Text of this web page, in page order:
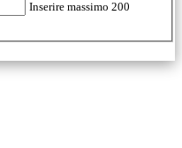
Inserire massimo 200